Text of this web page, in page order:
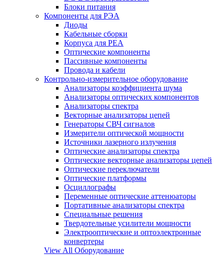
Блоки питания
Компоненты для РЭА
Диоды
Кабельные сборки
Корпуса для РЕА
Оптические компоненты
Пассивные компоненты
Провода и кабели
Контрольно-измерительное оборудование
Анализаторы коэффициента шума
Анализаторы оптических компонентов
Анализаторы спектра
Векторные анализаторы цепей
Генераторы СВЧ сигналов
Измерители оптической мощности
Источники лазерного излучения
Оптические анализаторы спектра
Оптические векторные анализаторы цепей
Оптические переключатели
Оптические платформы
Осциллографы
Переменные оптические аттенюаторы
Портативные анализаторы спектра
Специальные решения
Твердотельные усилители мощности
Электрооптические и оптоэлектронные
конвертеры
View All Оборудование